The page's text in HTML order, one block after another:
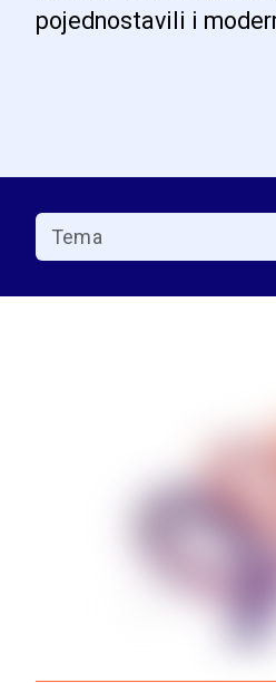
pojednostavili i
Tema